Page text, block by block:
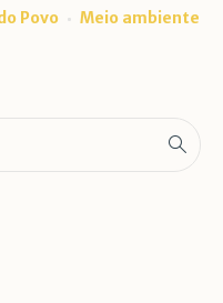
Povo Meio ambiente